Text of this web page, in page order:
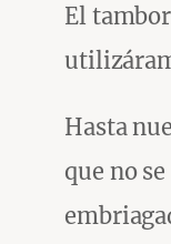
El
Hasta
que no